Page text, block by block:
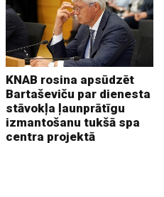
KNAB rosina apsūdzēt
Bartaševiču par dienesta
stāvokļa ļaunprātīgu
izmantošanu tukšā spa
centra projektā